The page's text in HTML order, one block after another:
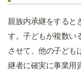
親族内承継をすると
す。子どもが複数い
させて、他の子ども
継者に確実に事業用